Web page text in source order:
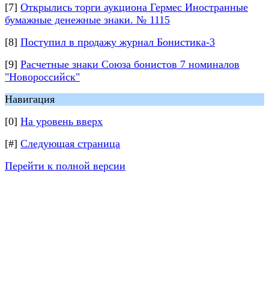
[7] Открылись торги аукциона Гермес Иностранные
бумажные денежные знаки. № 1115
[8] Поступил в продажу журнал Бонистика-3
[9] Расчетные знаки Союза бонистов 7 номиналов
"Новороссийск"
Навигация
[0] На уровень вверх
[#] Следующая страница
Перейти к полной версии